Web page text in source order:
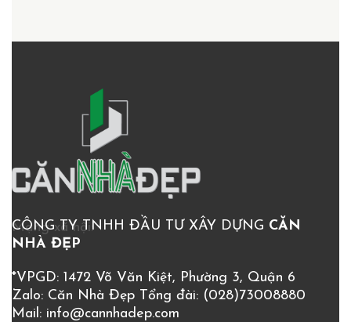
Mạng xã hội:
CÔNG TY TNHH ĐẦU TƯ XÂY DỰNG CĂN
NHÀ ĐẸP
*VPGD: 1472 Võ Văn Kiệt, Phường 3, Quận 6
Zalo: Căn Nhà Đẹp Tổng đài: (028)73008880
Mail: info@cannhadep.com